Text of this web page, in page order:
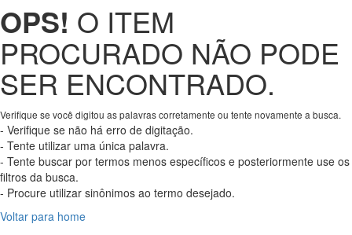
OPS! O ITEM
PROCURADO NÃO PODE
SER ENCONTRADO.
Verifique se você digitou as palavras corretamente ou tente novamente a busca.
- Verifique se não há erro de digitação.
- Tente utilizar uma única palavra.
- Tente buscar por termos menos específicos e posteriormente use os
filtros da busca.
- Procure utilizar sinônimos ao termo desejado.
Voltar para home